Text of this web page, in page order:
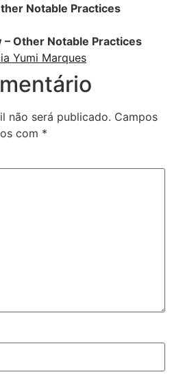
Notable Practices
– Other Notable Practices
Yumi Marques
não será publicado. Campos
com *